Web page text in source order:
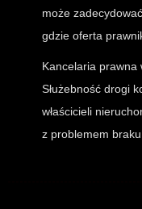
może
gdzie oferta
Kancelaria prawna
Służebność drogi
właścicieli
z problemem